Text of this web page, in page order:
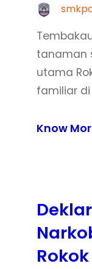
tanaman
utama
familiar di
Know
Rokok